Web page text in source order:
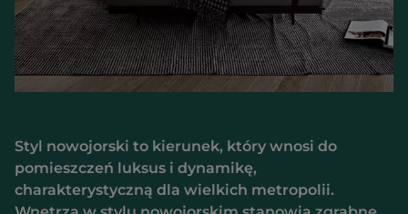
Styl nowojorski to kierunek, który wnosi do
pomieszczeń luksus i dynamikę,
charakterystyczną dla wielkich metropolii.